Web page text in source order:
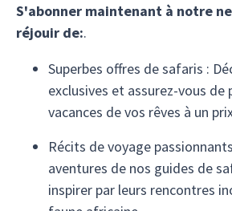
S'abonner maintenant à notre
réjouir de:.
Superbes offres de safaris :
exclusives et assurez-vous de
vacances de vos rêves à un
Récits de voyage
aventures de nos guides de
inspirer par leurs rencontres